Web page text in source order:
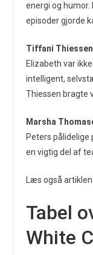
energi og
episoder gjorde
Tiffani Thiessen
Elizabeth var
intelligent,
Thiessen bragte
Marsha
Peters pålidelige
en vigtig del af
Læs også artiklen
Tabel
White